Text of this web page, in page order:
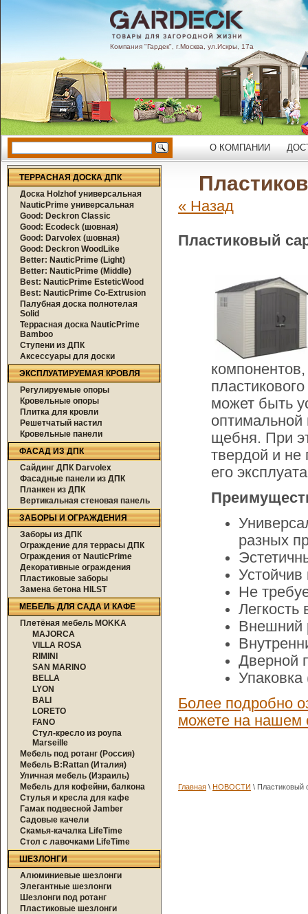
Компания "Гардек", г.Москва, ул.Искры, 17а
О КОМПАНИИ
« Назад
Пластиковый
может быть
оптимальной
щебня. При
твердой и не
его
разных
Не
Внешний
Дверной
Упаковка
Более подробно
можете на нашем
Главная \ НОВОСТИ \ Пластиковый
ТЕРРАСНАЯ ДОСКА ДПК
Доска Holzhof универсальная
NauticPrime универсальная
Good: Deckron Classic
Good: Ecodeck (шовная)
Good: Darvolex (шовная)
Good: Deckron WoodLike
Better: NauticPrime (Light)
Better: NauticPrime (Middle)
Best: NauticPrime EsteticWood
Best: NauticPrime Co-Extrusion
Палубная доска полнотелая
Solid
Террасная доска NauticPrime
Bamboo
Ступени из ДПК
Аксессуары для доски
ЭКСПЛУАТИРУЕМАЯ КРОВЛЯ
Регулируемые опоры
Кровельные опоры
Плитка для кровли
Решетчатый настил
Кровельные панели
ФАСАД ИЗ ДПК
Сайдинг ДПК Darvolex
Фасадные панели из ДПК
Планкен из ДПК
Вертикальная стеновая панель
ЗАБОРЫ И ОГРАЖДЕНИЯ
Заборы из ДПК
Ограждение для террасы ДПК
Ограждения от NauticPrime
Декоративные ограждения
Пластиковые заборы
Замена бетона HILST
МЕБЕЛЬ ДЛЯ САДА И КАФЕ
Плетёная мебель MOKKA
MAJORCA
VILLA ROSA
RIMINI
SAN MARINO
BELLA
LYON
BALI
LORETO
FANO
Стул-кресло из роупа
Marseille
Мебель под ротанг (Россия)
Мебель B:Rattan (Италия)
Уличная мебель (Израиль)
Мебель для кофейни, балкона
Стулья и кресла для кафе
Гамак подвесной Jamber
Садовые качели
Скамья-качалка LifeTime
Стол с лавочками LifeTime
ШЕЗЛОНГИ
Алюминиевые шезлонги
Элегантные шезлонги
Шезлонги под ротанг
Пластиковые шезлонги